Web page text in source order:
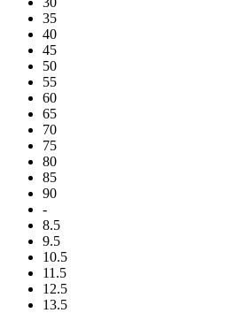
35
40
45
50
55
60
65
70
75
80
85
90
-
8.5
9.5
10.5
11.5
12.5
13.5